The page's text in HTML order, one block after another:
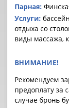
Парная:
Услуги:
отдыха со
виды массажа,
ВНИМАНИЕ!
Рекомендуем
предоплату за
случае бронь